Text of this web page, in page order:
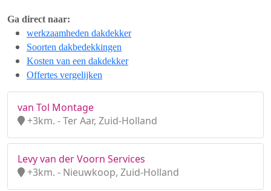
Ga direct naar:
werkzaamheden dakdekker
Soorten dakbedekkingen
Kosten van een dakdekker
Offertes vergelijken
van Tol Montage
+3km. - Ter Aar, Zuid-Holland
Levy van der Voorn Services
+3km. - Nieuwkoop, Zuid-Holland